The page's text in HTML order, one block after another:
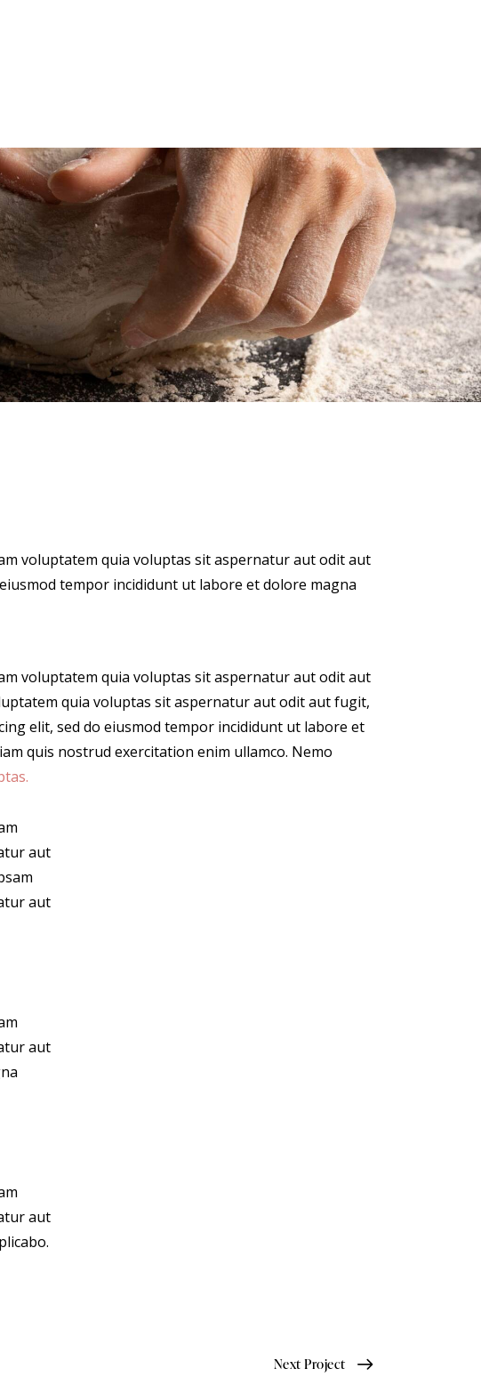
voluptatem quia voluptas sit aspernatur aut odit aut
tempor incididunt ut labore et dolore magna
voluptatem quia voluptas sit aspernatur aut odit aut
quia voluptas sit aspernatur aut odit aut fugit,
elit, sed do eiusmod tempor incididunt ut labore et
quis nostrud exercitation enim ullamco. Nemo
aut
aut
aut
aut
Next Project